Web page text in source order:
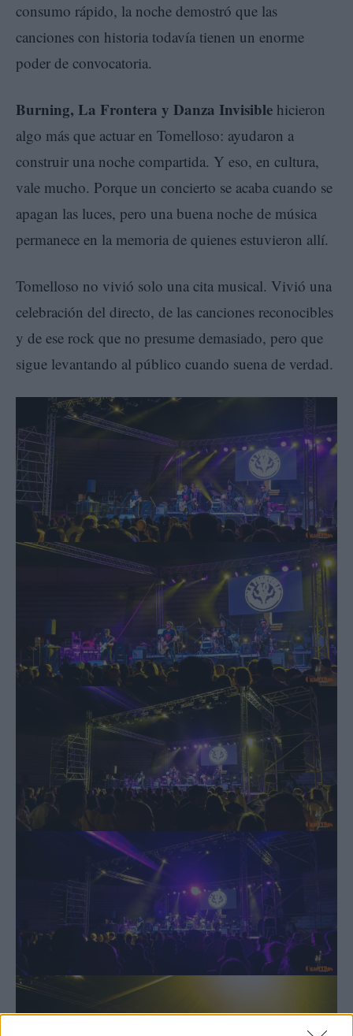
consumo rápido, la noche demostró que las
canciones con historia todavía tienen un enorme
poder de convocatoria.
Burning, La Frontera y Danza Invisible hicieron
algo más que actuar en Tomelloso: ayudaron a
construir una noche compartida. Y eso, en cultura,
vale mucho. Porque un concierto se acaba cuando se
apagan las luces, pero una buena noche de música
permanece en la memoria de quienes estuvieron allí.
Tomelloso no vivió solo una cita musical. Vivió una
celebración del directo, de las canciones reconocibles
y de ese rock que no presume demasiado, pero que
sigue levantando al público cuando suena de verdad.